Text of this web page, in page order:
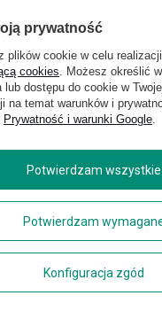
VANS
2026 delcaso.pl. Wszelkie
Polityka prywatności
Zarządzaj plikami cookie
Regulamin
prywatność
plików cookie w celu realizacji
cookies. Możesz określić
lub dostępu do cookie w
na temat warunków i
Prywatność i warunki Google.
Potwierdzam
Konfiguracja zgód
Potwierdzam wszystkie